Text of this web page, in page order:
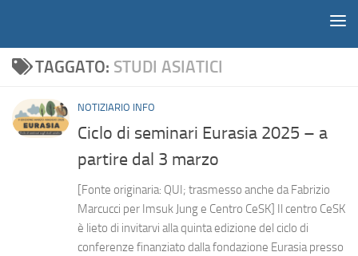
TAGGATO: STUDI ASIATICI
NOTIZIARIO INFO
Ciclo di seminari Eurasia 2025 – a
partire dal 3 marzo
[Fonte originaria: QUI; trasmesso anche da Fabrizio
Marcucci per Imsuk Jung e Centro CeSK] Il centro CeSK
è lieto di invitarvi alla quinta edizione del ciclo di
conferenze finanziato dalla fondazione Eurasia presso